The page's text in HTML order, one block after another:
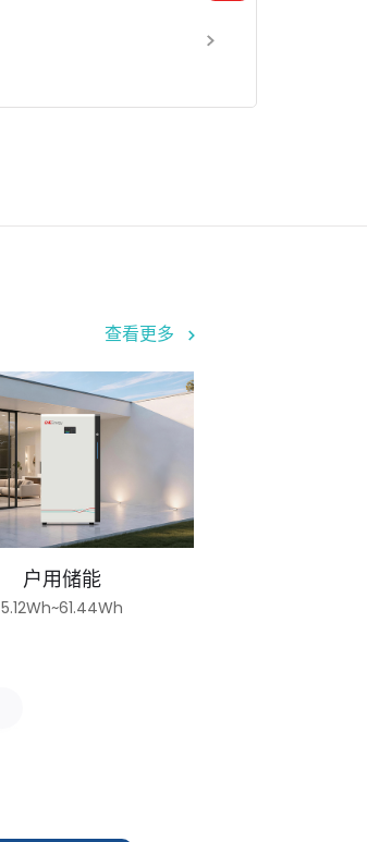
查看更多
户用储能
5.12Wh~61.44Wh